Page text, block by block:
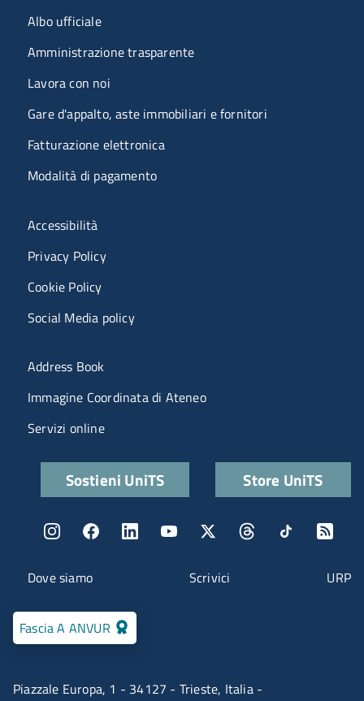
Piazzale Europa, 1 - 34127 - Trieste, Italia -
Fascia A ANVUR
Menu contatti
Dove siamo Scrivici URP
Menu organizzazione
Albo ufficiale
Amministrazione trasparente
Lavora con noi
Gare d'appalto, aste immobiliari e fornitori
Fatturazione elettronica
Modalità di pagamento
Menù riferimenti
Accessibilità
Privacy Policy
Cookie Policy
Social Media policy
Menu portale
Address Book
Immagine Coordinata di Ateneo
Servizi online
Quick linksSostieni UniTS Store UniTS
Menu social